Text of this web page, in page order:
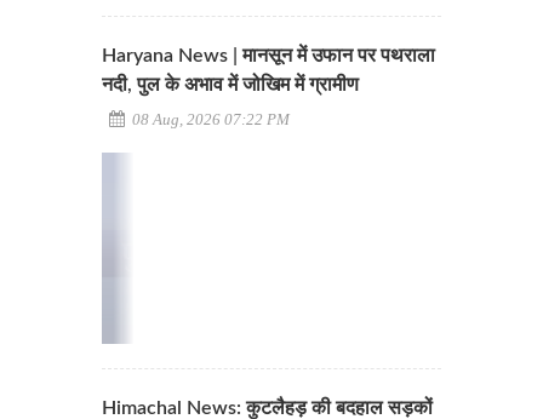
Haryana News | मानसून में उफान पर पथराला
नदी, पुल के अभाव में जोखिम में ग्रामीण
08 Aug, 2026 07:22 PM
Himachal News: कुटलैहड़ की बदहाल सड़कों